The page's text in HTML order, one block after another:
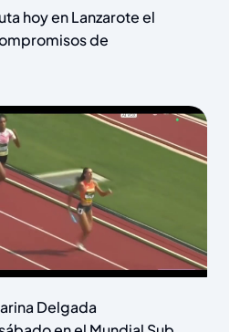
hoy en Lanzarote el
de
Delgada